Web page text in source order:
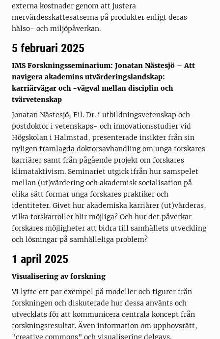
externa kostnader genom att justera
mervärdesskattesatserna på produkter enligt deras
hälso- och miljöpåverkan.
5 februari 2025
IMS Forskningsseminarium: Jonatan Nästesjö – Att
navigera akademins utvärderingslandskap:
karriärvägar och -vägval mellan disciplin och
tvärvetenskap
Jonatan Nästesjö, Fil. Dr. i utbildningsvetenskap och
postdoktor i vetenskaps- och innovationsstudier vid
Högskolan i Halmstad, presenterade insikter från sin
nyligen framlagda doktorsavhandling om unga forskares
karriärer samt från pågående projekt om forskares
klimataktivism. Seminariet utgick ifrån hur samspelet
mellan (ut)värdering och akademisk socialisation på
olika sätt formar unga forskares praktiker och
identiteter. Givet hur akademiska karriärer (ut)värderas,
vilka forskarroller blir möjliga? Och hur det påverkar
forskares möjligheter att bidra till samhällets utveckling
och lösningar på samhälleliga problem?
1 april 2025
Visualisering av forskning
Vi lyfte ett par exempel på modeller och figurer från
forskningen och diskuterade hur dessa använts och
utvecklats för att kommunicera centrala koncept från
forskningsresultat. Även information om upphovsrätt,
"creative commons" och visualisering delgavs.